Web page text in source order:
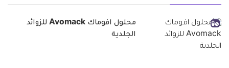
محلول افوماك Avomack للزوائد
الجلدية